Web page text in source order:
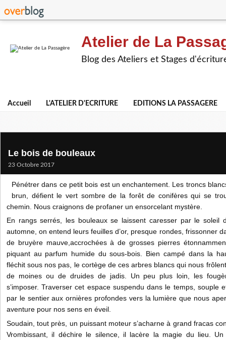
Atelier de La
Blog des Ateliers et Stages
Accueil L'ATELIER D'ECRITURE EDITIONS LA PASSAGERE
Le bois de bouleaux
23 Octobre 2017
Pénétrer dans ce petit bois est un enchantement. Les troncs
brun, défient le vert sombre de la forêt de conifères qui se
chemin. Nous craignons de profaner un ensorcelant mystère.
En rangs serrés, les bouleaux se laissent caresser par le soleil
automne, on entend leurs feuilles d’or, presque rondes, frissonner
de bruyère mauve,accrochées à de grosses pierres
piquant au parfum humide du sous-bois. Bien campé dans la
fléchit sous nos pas, le cortège de ces arbres blancs qui nous
de moines ou de druides de jadis. Un peu plus loin, les
s’imposer. Traverser cet espace suspendu dans le temps, souple
par le sentier aux ornières profondes vers la lumière que nous
aventure pour nos sens en éveil.
Soudain, tout près, un puissant moteur s’acharne à grand fracas
Vrombissant, il déchire le silence, il lacère la magie du lieu.